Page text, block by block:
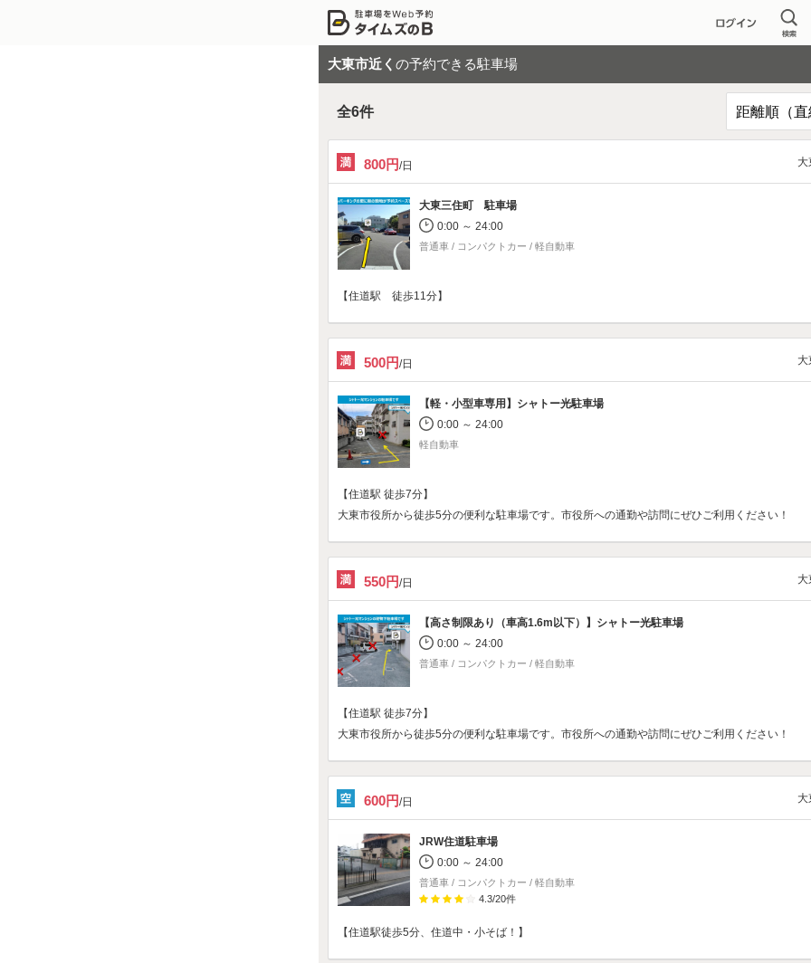
大東市近く の予約できる駐車場
全6件
800円/日 大
大東三住町 駐車場
0:00 ～ 24:00
普通車 / コンパクトカー / 軽自動車
【住道駅 徒歩11分】
500円/日 大
【軽・小型車専用】 シャトー光駐車場
0:00 ～ 24:00
軽自動車
【住道駅 徒歩7分】
大東市役所から徒歩5分の便利な駐車場です。市役所への通勤や訪問にぜひご利用ください！
550円/日 大
【高さ制限あり（車高1.6m以下）】 シャトー光駐車場
0:00 ～ 24:00
普通車 / コンパクトカー / 軽自動車
【住道駅 徒歩7分】
大東市役所から徒歩5分の便利な駐車場です。市役所への通勤や訪問にぜひご利用ください！
600円/日 大
JRW住道駐車場
0:00 ～ 24:00
普通車 / コンパクトカー / 軽自動車
4.3/20件
【住道駅徒歩5分、住道中・小そば！】